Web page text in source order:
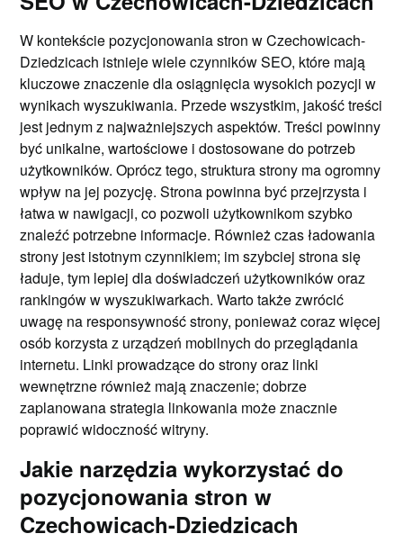
W kontekście pozycjonowania stron w Czechowicach-
Dziedzicach istnieje wiele czynników SEO, które mają
kluczowe znaczenie dla osiągnięcia wysokich pozycji w
wynikach wyszukiwania. Przede wszystkim, jakość treści
jest jednym z najważniejszych aspektów. Treści powinny
być unikalne, wartościowe i dostosowane do potrzeb
użytkowników. Oprócz tego, struktura strony ma ogromny
wpływ na jej pozycję. Strona powinna być przejrzysta i
łatwa w nawigacji, co pozwoli użytkownikom szybko
znaleźć potrzebne informacje. Również czas ładowania
strony jest istotnym czynnikiem; im szybciej strona się
ładuje, tym lepiej dla doświadczeń użytkowników oraz
rankingów w wyszukiwarkach. Warto także zwrócić
uwagę na responsywność strony, ponieważ coraz więcej
osób korzysta z urządzeń mobilnych do przeglądania
internetu. Linki prowadzące do strony oraz linki
wewnętrzne również mają znaczenie; dobrze
zaplanowana strategia linkowania może znacznie
poprawić widoczność witryny.
Jakie narzędzia wykorzystać do
pozycjonowania stron w
Czechowicach-Dziedzicach